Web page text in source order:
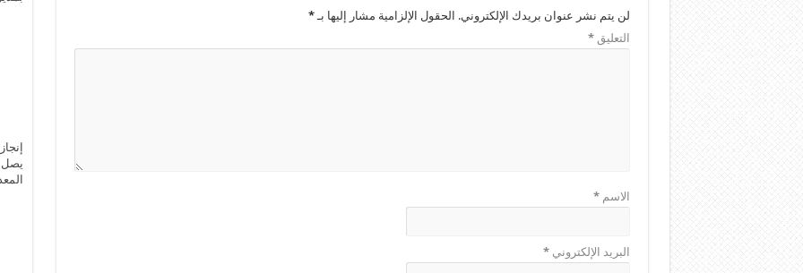
لن يتم نشر عنوان بريدك الإلكتروني. الحقول الإلزامية مشار إليها بـ*
التعليق*
الاسم*
البريد الإلكتروني*
يصل